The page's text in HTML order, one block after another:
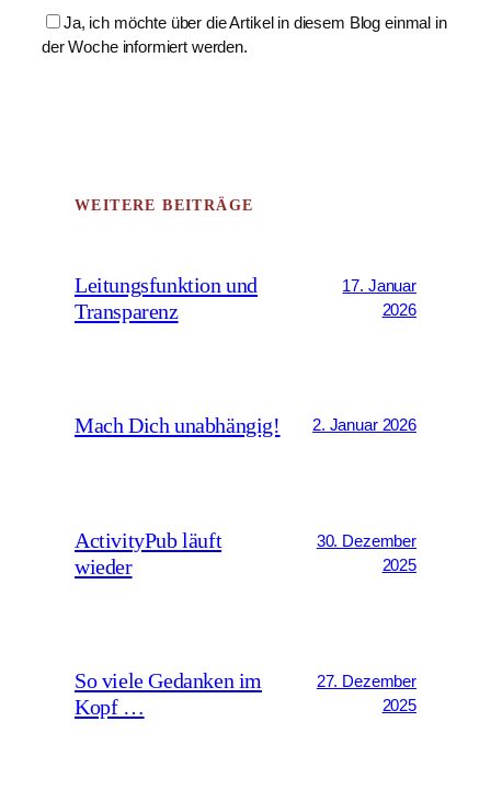
Ja, ich möchte über die Artikel in diesem Blog einmal in
der Woche informiert werden.
WEITERE BEITRÄGE
Leitungsfunktion und
Transparenz
17. Januar
2026
Mach Dich unabhängig! 2. Januar 2026
ActivityPub läuft
wieder
30. Dezember
2025
So viele Gedanken im
Kopf …
27. Dezember
2025